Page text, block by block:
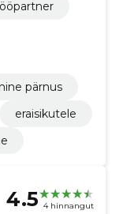
pärnus
eraisikutele
4.5 4 hinnangut